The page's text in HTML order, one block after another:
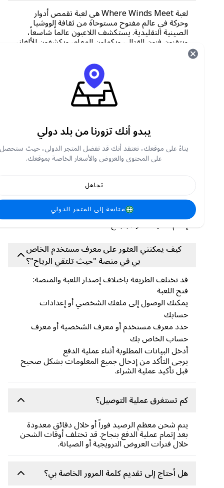
لعبة Where Winds Meet هي لعبة تقمص أدوار
وحركة في عالم مفتوح مستوحاة من ثقافة الووشيا
الصينية التقليدية. يستكشف اللاعبون عالماً شاسعاً،
ويتقنون فنون القتال، ويكملون المهام، ويكشفون الألغاز،
ويعيشون قصة غامرة تدور أحداثها خلال فترة الممالك
الخمس والعشر.
كيف يمكنني شحن رصيد متجر "Where Winds
بحث عن ملتقى الرياح
أدخل معلومات الحساب المطلوبة (مثل معرف
مستخدم ، أو معرف الشخصية، أو تفاصيل الخادم
اختار الباقة التي تفضلها
اختر طريقة الدفع
إتمام عملية الدفع
سيتم إيداع مشترياتك في حسابك داخل اللعبة بعد
إتمام عملية الشراء بنجاح.
كيف يمكنني العثور على معرف مستخدم الخاص
بي في منصة "حيث تلتقي الرياح"؟
قد تختلف الطريقة باختلاف إصدار اللعبة والمنصة:
فتح اللعبة
يمكنك الوصول إلى ملفك الشخصي أو إعدادات
حسابك
حدد معرف مستخدم أو معرف الشخصية أو معرف
حساب الخاص بك
أدخل البيانات المطلوبة أثناء عملية الدفع
يرجى التأكد من إدخال جميع المعلومات بشكل صحيح
قبل تأكيد عملية الشراء.
كم تستغرق عملية التوصيل؟
يتم شحن معظم الرصيد فوراً أو خلال دقائق معدودة
بعد إتمام عملية الدفع بنجاح. قد تختلف أوقات الشحن
خلال فترات العروض الترويجية أو الصيانة.
هل أحتاج إلى تقديم كلمة المرور الخاصة بي؟
يبدو أنك تزورنا من بلد دولي
بناءً على موقعك، نعتقد أنك قد تفضل المتجر الدولي، حيث ستحصل
على المحتوى والعروض والأسعار الخاصة بموقعك.
متابعة إلى المتجر الدولي